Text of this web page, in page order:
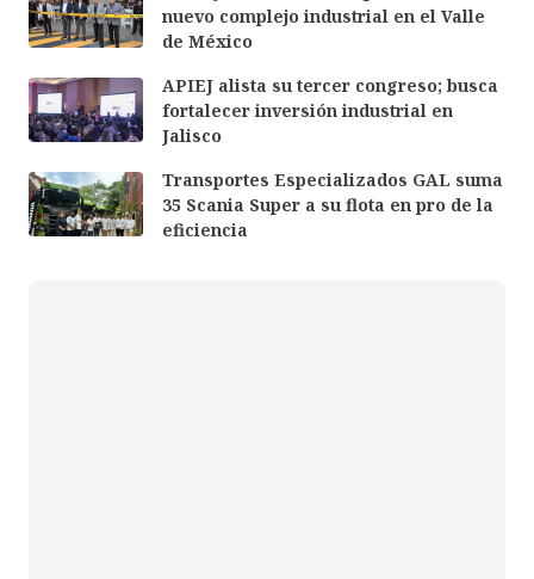
nuevo complejo industrial en el Valle
de México
APIEJ alista su tercer congreso; busca
fortalecer inversión industrial en
Jalisco
Transportes Especializados GAL suma
35 Scania Super a su flota en pro de la
eficiencia